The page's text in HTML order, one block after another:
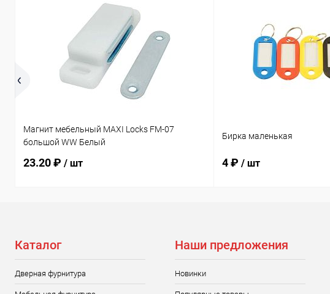
Магнит мебельный MAXI Locks FM-07
большой WW Белый
23.20 ₽ / шт
Бирка маленькая
4 ₽ / шт
Каталог
Дверная фурнитура
Наши предложения
Новинки